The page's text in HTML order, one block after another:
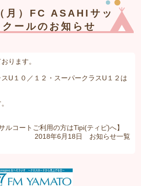
月）FC ASAHIサッ
クールのお知らせ
ります。
U１０／１２・スーパークラスU１２は
ルコートご利用の方はTipi(ティピ)へ】
2018年6月18日 お知らせ一覧